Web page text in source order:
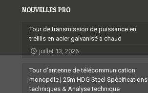
NOUVELLES PRO
Tour de transmission de puissance en
treillis en acier galvanisé à chaud
juillet 13, 2026
Tour d'antenne de télécommunication
monopôle | 25m HDG Steel Spécifications
techniques & Analyse technique